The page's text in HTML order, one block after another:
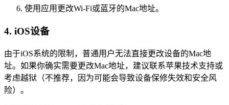
使用应用更改Wi-Fi或蓝牙的Mac地址。
4. iOS设备
由于iOS系统的限制，普通用户无法直接更改设备的Mac地
址。如果你确实需要更改Mac地址，建议联系苹果技术支持或
考虑越狱（不推荐，因为可能会导致设备保修失效和安全风
险）。